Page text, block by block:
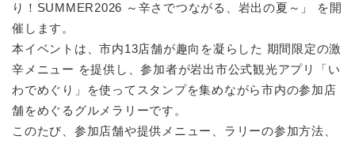
り！SUMMER2026 ～辛さでつながる、岩出の夏～」 を開
催します。
本イベントは、市内13店舗が趣向を凝らした 期間限定の激
辛メニュー を提供し、参加者が岩出市公式観光アプリ「い
わでめぐり」を使ってスタンプを集めながら市内の参加店
舗をめぐるグルメラリーです。
このたび、参加店舗や提供メニュー、ラリーの参加方法、